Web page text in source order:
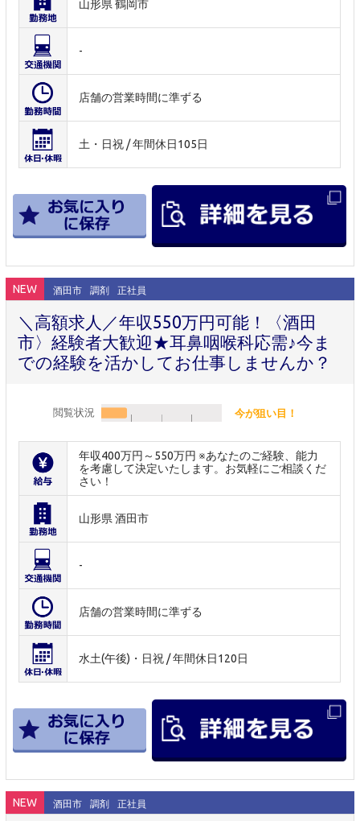
山形県 鶴岡市
-
店舗の営業時間に準ずる
土・日祝 / 年間休日105日
NEW 酒田市 調剤 正社員
＼高額求人／年収550万円可能！〈酒田
市〉経験者大歓迎★耳鼻咽喉科応需♪今ま
での経験を活かしてお仕事しませんか？
閲覧状況 今が狙い目！
年収400万円～550万円 ※あなたのご経験、能力
を考慮して決定いたします。お気軽にご相談くだ
さい！
山形県 酒田市
-
店舗の営業時間に準ずる
水土(午後)・日祝 / 年間休日120日
NEW 酒田市 調剤 正社員